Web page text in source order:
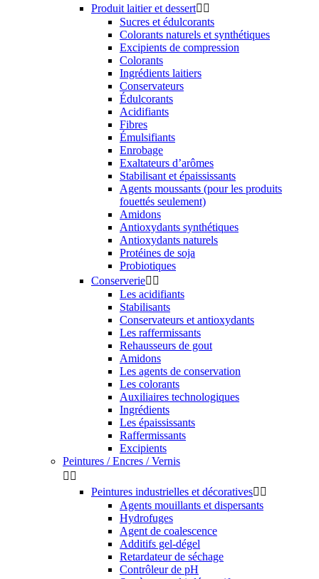
Produit laitier et dessert 
Sucres et édulcorants
Colorants naturels et synthétiques
Excipients de compression
Colorants
Ingrédients laitiers
Conservateurs
Édulcorants
Acidifiants
Fibres
Émulsifiants
Enrobage
Exaltateurs d’arômes
Stabilisant et épaississants
Agents moussants (pour les produits
fouettés seulement)
Amidons
Antioxydants synthétiques
Antioxydants naturels
Protéines de soja
Probiotiques
Conserverie 
Les acidifiants
Stabilisants
Conservateurs et antioxydants
Les raffermissants
Rehausseurs de gout
Amidons
Les agents de conservation
Les colorants
Auxiliaires technologiques
Ingrédients
Les épaississants
Raffermissants
Excipients
Peintures / Encres / Vernis
 
Peintures industrielles et décoratives 
Agents mouillants et dispersants
Hydrofuges
Agent de coalescence
Additifs gel-dégel
Retardateur de séchage
Contrôleur de pH